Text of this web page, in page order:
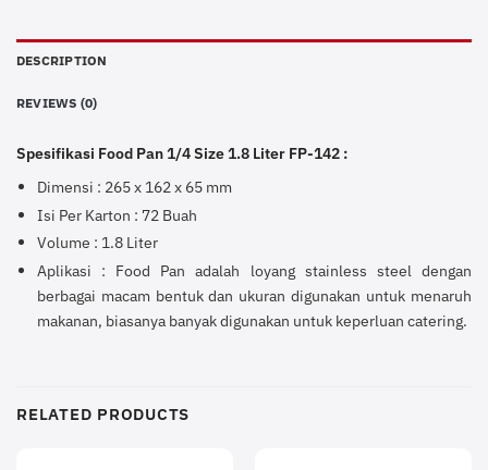
DESCRIPTION
REVIEWS (0)
Spesifikasi Food Pan 1/4 Size 1.8 Liter FP-142 :
Dimensi : 265 x 162 x 65 mm
Isi Per Karton : 72 Buah
Volume : 1.8 Liter
Aplikasi : Food Pan adalah loyang stainless steel dengan
berbagai macam bentuk dan ukuran digunakan untuk menaruh
makanan, biasanya banyak digunakan untuk keperluan catering.
RELATED PRODUCTS